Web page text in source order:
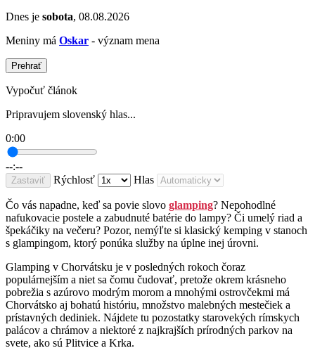
Dnes je sobota, 08.08.2026
Meniny má Oskar - význam mena
Prehrať
Vypočuť článok
Pripravujem slovenský hlas...
0:00
--:--
Zastaviť Rýchlosť Hlas
Čo vás napadne, keď sa povie slovo glamping? Nepohodlné
nafukovacie postele a zabudnuté batérie do lampy? Či umelý riad a
špekáčiky na večeru? Pozor, nemýľte si klasický kemping v stanoch
s glampingom, ktorý ponúka služby na úplne inej úrovni.
Glamping v Chorvátsku je v posledných rokoch čoraz
populárnejším a niet sa čomu čudovať, pretože okrem krásneho
pobrežia s azúrovo modrým morom a mnohými ostrovčekmi má
Chorvátsko aj bohatú históriu, množstvo malebných mestečiek a
prístavných dediniek. Nájdete tu pozostatky starovekých rímskych
palácov a chrámov a niektoré z najkrajších prírodných parkov na
svete, ako sú Plitvice a Krka.